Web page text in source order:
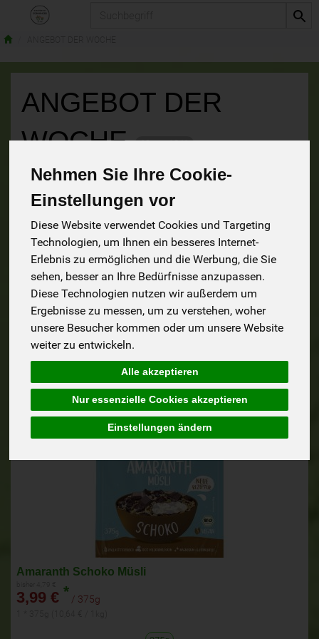
Nehmen Sie Ihre Cookie-
Einstellungen vor
Diese Website verwendet Cookies und Targeting
Technologien, um Ihnen ein besseres Internet-
Erlebnis zu ermöglichen und die Werbung, die Sie
sehen, besser an Ihre Bedürfnisse anzupassen.
Diese Technologien nutzen wir außerdem um
Ergebnisse zu messen, um zu verstehen, woher
unsere Besucher kommen oder um unsere Website
weiter zu entwickeln.
Alle akzeptieren
Nur essenzielle Cookies akzeptieren
Einstellungen ändern
ANGEBOT DER
WOCHE 13 von 1241
Hersteller Ernährung Allergene
Aktion!
bis zum 9.8.2026
Amaranth Schoko Müsli
3,99 € * / 375g